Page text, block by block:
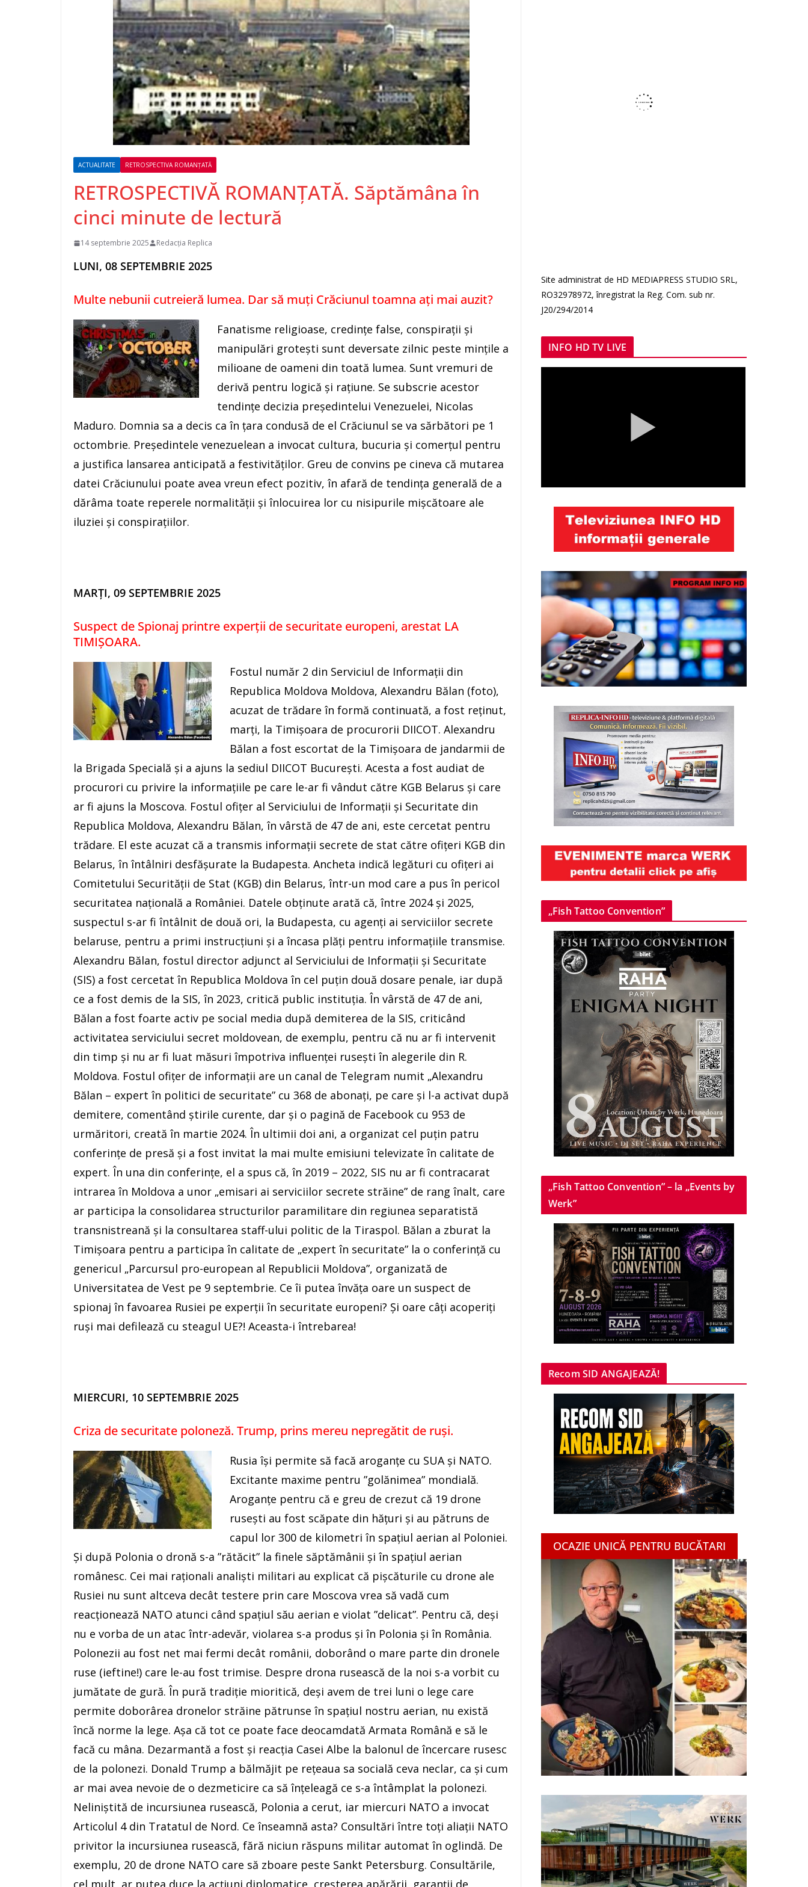
ACTUALITATE RETROSPECTIVA ROMANȚATĂ
RETROSPECTIVĂ ROMANȚATĂ. Săptămâna în
cinci minute de lectură
14 septembrie 2025 Redacția Replica
LUNI, 08 SEPTEMBRIE 2025
Multe nebunii cutreieră lumea. Dar să muți Crăciunul toamna ați mai auzit?
Fanatisme religioase, credințe false, conspirații și
manipulări grotești sunt deversate zilnic peste mințile a
milioane de oameni din toată lumea. Sunt vremuri de
derivă pentru logică și rațiune. Se subscrie acestor
tendințe decizia președintelui Venezuelei, Nicolas
Maduro. Domnia sa a decis ca în țara condusă de el Crăciunul se va sărbători pe 1
octombrie. Președintele venezuelean a invocat cultura, bucuria și comerțul pentru
a justifica lansarea anticipată a festivităților. Greu de convins pe cineva că mutarea
datei Crăciunului poate avea vreun efect pozitiv, în afară de tendința generală de a
dărâma toate reperele normalității și înlocuirea lor cu nisipurile mișcătoare ale
iluziei și conspirațiilor.
MARȚI, 09 SEPTEMBRIE 2025
Suspect de Spionaj printre experții de securitate europeni, arestat LA
TIMIȘOARA.
Fostul număr 2 din Serviciul de Informații din
Republica Moldova Moldova, Alexandru Bălan (foto),
acuzat de trădare în formă continuată, a fost reținut,
marți, la Timișoara de procurorii DIICOT. Alexandru
Bălan a fost escortat de la Timișoara de jandarmii de
la Brigada Specială și a ajuns la sediul DIICOT București. Acesta a fost audiat de
procurori cu privire la informațiile pe care le-ar fi vândut către KGB Belarus și care
ar fi ajuns la Moscova. Fostul ofițer al Serviciului de Informații și Securitate din
Republica Moldova, Alexandru Bălan, în vârstă de 47 de ani, este cercetat pentru
trădare. El este acuzat că a transmis informații secrete de stat către ofițeri KGB din
Belarus, în întâlniri desfășurate la Budapesta. Ancheta indică legături cu ofițeri ai
Comitetului Securității de Stat (KGB) din Belarus, într-un mod care a pus în pericol
securitatea națională a României. Datele obținute arată că, între 2024 și 2025,
suspectul s-ar fi întâlnit de două ori, la Budapesta, cu agenți ai serviciilor secrete
belaruse, pentru a primi instrucțiuni și a încasa plăți pentru informațiile transmise.
Alexandru Bălan, fostul director adjunct al Serviciului de Informații și Securitate
(SIS) a fost cercetat în Republica Moldova în cel puțin două dosare penale, iar după
ce a fost demis de la SIS, în 2023, critică public instituția. În vârstă de 47 de ani,
Bălan a fost foarte activ pe social media după demiterea de la SIS, criticând
activitatea serviciului secret moldovean, de exemplu, pentru că nu ar fi intervenit
din timp și nu ar fi luat măsuri împotriva influenței rusești în alegerile din R.
Moldova. Fostul ofițer de informații are un canal de Telegram numit „Alexandru
Bălan – expert în politici de securitate” cu 368 de abonați, pe care și l-a activat după
demitere, comentând știrile curente, dar și o pagină de Facebook cu 953 de
urmăritori, creată în martie 2024. În ultimii doi ani, a organizat cel puțin patru
conferințe de presă și a fost invitat la mai multe emisiuni televizate în calitate de
expert. În una din conferințe, el a spus că, în 2019 – 2022, SIS nu ar fi contracarat
intrarea în Moldova a unor „emisari ai serviciilor secrete străine” de rang înalt, care
ar participa la consolidarea structurilor paramilitare din regiunea separatistă
transnistreană și la consultarea staff-ului politic de la Tiraspol. Bălan a zburat la
Timișoara pentru a participa în calitate de „expert în securitate” la o conferință cu
genericul „Parcursul pro-european al Republicii Moldova”, organizată de
Universitatea de Vest pe 9 septembrie. Ce îi putea învăța oare un suspect de
spionaj în favoarea Rusiei pe experții în securitate europeni? Și oare câți acoperiți
ruși mai defilează cu steagul UE?! Aceasta-i întrebarea!
MIERCURI, 10 SEPTEMBRIE 2025
Criza de securitate poloneză. Trump, prins mereu nepregătit de ruși.
Rusia își permite să facă aroganțe cu SUA și NATO.
Excitante maxime pentru ”golănimea” mondială.
Aroganțe pentru că e greu de crezut că 19 drone
rusești au fost scăpate din hățuri și au pătruns de
capul lor 300 de kilometri în spațiul aerian al Poloniei.
Și după Polonia o dronă s-a ”rătăcit” la finele săptămânii și în spațiul aerian
românesc. Cei mai raționali analiști militari au explicat că pișcăturile cu drone ale
Rusiei nu sunt altceva decât testere prin care Moscova vrea să vadă cum
reacționează NATO atunci când spațiul său aerian e violat ”delicat”. Pentru că, deși
nu e vorba de un atac într-adevăr, violarea s-a produs și în Polonia și în România.
Polonezii au fost net mai fermi decât românii, doborând o mare parte din dronele
ruse (ieftine!) care le-au fost trimise. Despre drona rusească de la noi s-a vorbit cu
jumătate de gură. În pură tradiție mioritică, deși avem de trei luni o lege care
permite doborârea dronelor străine pătrunse în spațiul nostru aerian, nu există
încă norme la lege. Așa că tot ce poate face deocamdată Armata Română e să le
facă cu mâna. Dezarmantă a fost și reacția Casei Albe la balonul de încercare rusesc
de la polonezi. Donald Trump a bălmăjit pe rețeaua sa socială ceva neclar, ca și cum
ar mai avea nevoie de o dezmeticire ca să înțeleagă ce s-a întâmplat la polonezi.
Neliniștită de incursiunea rusească, Polonia a cerut, iar miercuri NATO a invocat
Articolul 4 din Tratatul de Nord. Ce înseamnă asta? Consultări între toți aliații NATO
privitor la incursiunea rusească, fără niciun răspuns militar automat în oglindă. De
exemplu, 20 de drone NATO care să zboare peste Sankt Petersburg. Consultările,
cel mult, ar putea duce la acțiuni diplomatice, creșterea apărării, garanții de
Site administrat de HD MEDIAPRESS STUDIO SRL,
RO32978972, înregistrat la Reg. Com. sub nr.
J20/294/2014
INFO HD TV LIVE
„Fish Tattoo Convention”
„Fish Tattoo Convention” – la „Events by
Werk”
Recom SID ANGAJEAZĂ!
OCAZIE UNICĂ PENTRU BUCĂTARI